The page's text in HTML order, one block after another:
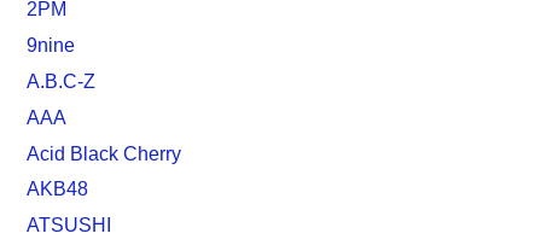
2PM
9nine
A.B.C-Z
AAA
Acid Black Cherry
AKB48
ATSUSHI